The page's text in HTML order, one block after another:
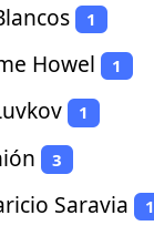
1
Howel 1
1
3
Saravia 1